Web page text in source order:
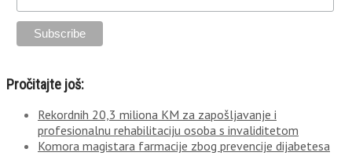
Pročitajte još:
Rekordnih 20,3 miliona KM za zapošljavanje i
profesionalnu rehabilitaciju osoba s invaliditetom
Komora magistara farmacije zbog prevencije dijabetesa